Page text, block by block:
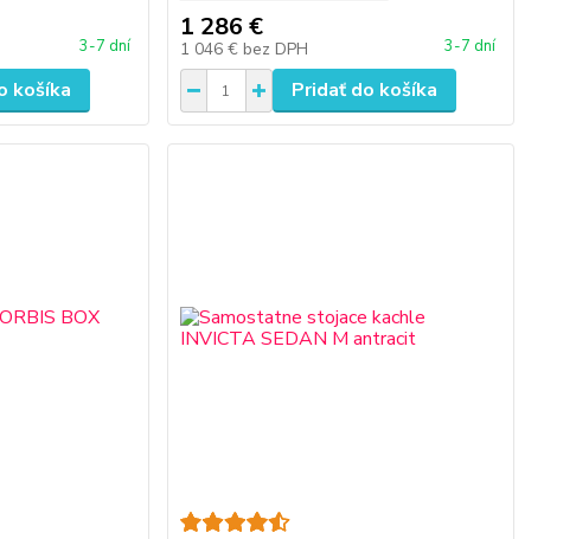
3-7 dní
košíka
1 286 €
1 046 € bez DPH 3-7 dní
Pridať do košíka